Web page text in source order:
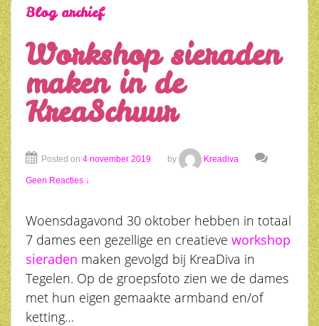
Blog archief
Workshop sieraden
maken in de
KreaSchuur
Posted on 4 november 2019 by Kreadiva
Geen Reacties ↓
Woensdagavond 30 oktober hebben in totaal
7 dames een gezellige en creatieve workshop
sieraden maken gevolgd bij KreaDiva in
Tegelen. Op de groepsfoto zien we de dames
met hun eigen gemaakte armband en/of
ketting…